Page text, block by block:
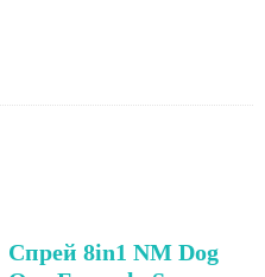
Спрей 8in1 NM Dog